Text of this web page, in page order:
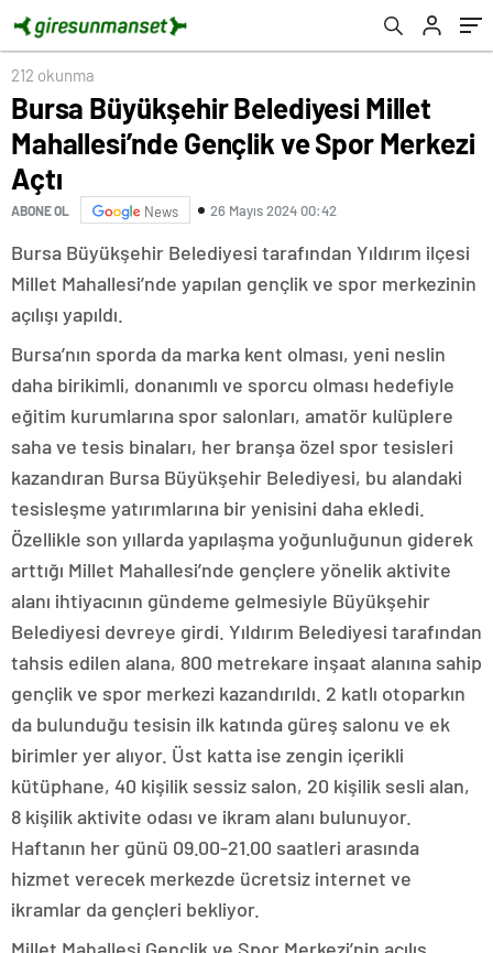
212 okunma
Bursa Büyükşehir Belediyesi Millet
Mahallesi’nde Gençlik ve Spor Merkezi
Açtı
ABONE OL News 26 Mayıs 2024 00:42
Bursa Büyükşehir Belediyesi tarafından Yıldırım ilçesi
Millet Mahallesi’nde yapılan gençlik ve spor merkezinin
açılışı yapıldı.
Bursa’nın sporda da marka kent olması, yeni neslin
daha birikimli, donanımlı ve sporcu olması hedefiyle
eğitim kurumlarına spor salonları, amatör kulüplere
saha ve tesis binaları, her branşa özel spor tesisleri
kazandıran Bursa Büyükşehir Belediyesi, bu alandaki
tesisleşme yatırımlarına bir yenisini daha ekledi.
Özellikle son yıllarda yapılaşma yoğunluğunun giderek
arttığı Millet Mahallesi’nde gençlere yönelik aktivite
alanı ihtiyacının gündeme gelmesiyle Büyükşehir
Belediyesi devreye girdi. Yıldırım Belediyesi tarafından
tahsis edilen alana, 800 metrekare inşaat alanına sahip
gençlik ve spor merkezi kazandırıldı. 2 katlı otoparkın
da bulunduğu tesisin ilk katında güreş salonu ve ek
birimler yer alıyor. Üst katta ise zengin içerikli
kütüphane, 40 kişilik sessiz salon, 20 kişilik sesli alan,
8 kişilik aktivite odası ve ikram alanı bulunuyor.
Haftanın her günü 09.00-21.00 saatleri arasında
hizmet verecek merkezde ücretsiz internet ve
ikramlar da gençleri bekliyor.